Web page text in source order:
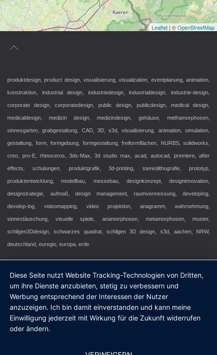
Leaflet | ©OpenStreetMap
produktdesign, product design, visualisierung, visualization, eventplanung, animation,
konstruktion, industrial design, industriedesign, industrialdesign, industrie-design,
corporate design, corporatedesign, public design, publicdesign, medical design,
medicaldesign, medizin design, medizindesign, gehäuse, methamorphosen,
sinnesgarten, grabgestaltung, CAD, 3D, s3d, visualisierung, animation, simulation,
gestaltung, form, formgebung, formgestaltung, freiformflächen, NURBS, solidworks,
creo, pro-E, rhinoceros, 3ds-Max, 3d studio max, acad, autocad, premiere, after
effects, schulungen, produktgrafik, 3d-printing, stereolithografie, prototyp,
produktentwicklung, modellbau, messebau, designkonzept, designinnovation,
designstrategie, aufmaß, design management, raumvermessung, developIng,
develop-ing, videomapping, video projektion, anagramm, wahrnehmung,
sinnestäuschung, visuelle spiele, anamorphosen, metamorphosen, muster,
schilgen3Ddesign, schwarzes quadrat, schilgen 3D design, s3d, aachen, NRW,
deutschland, euregio, europa, erde
Diese Seite nutzt Website Tracking-Technologien von Dritten,
um ihre Dienste anzubieten, stetig zu verbessern und
Werbung entsprechend der Interessen der Nutzer
anzuzeigen. Ich bin damit einverstanden und kann meine
Einwilligung jederzeit mit Wirkung für die Zukunft widerrufen
oder ändern.